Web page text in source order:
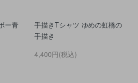
ー青
手描きTシャツ ゆめの虹橋の
手描き
4,400円(税込)